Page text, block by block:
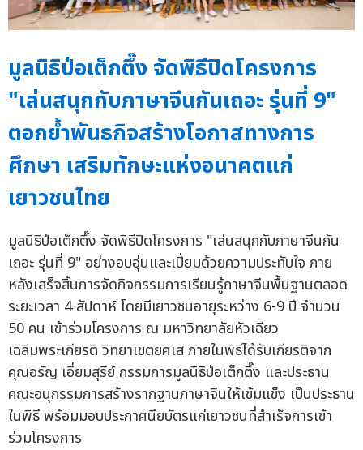
มูลนิธิป่อเต็กตึ๊ง จัดพิธีปิดโครงการ
"เล่นสนุกกับภาษาจีนกันเถอะ รุ่นที่ 9"
ตอกย้ำพันธกิจสร้างโอกาสทางการ
ศึกษา เสริมทักษะแห่งอนาคตแก่
เยาวชนไทย
มูลนิธิป่อเต็กตึ๊ง จัดพิธีปิดโครงการ "เล่นสนุกกับภาษาจีนกัน
เถอะ รุ่นที่ 9" อย่างอบอุ่นและเปี่ยมด้วยความประทับใจ ภาย
หลังเสร็จสิ้นการจัดกิจกรรมการเรียนรู้ภาษาจีนพื้นฐานตลอด
ระยะเวลา 4 สัปดาห์ โดยมีเยาวชนอายุระหว่าง 6-9 ปี จำนวน
50 คน เข้าร่วมโครงการ ณ มหาวิทยาลัยหัวเฉียว
เฉลิมพระเกียรติ วิทยาเขตยศเส ภายในพิธีได้รับเกียรติจาก
คุณอรัญ เอี่ยมสุรีย์ กรรมการมูลนิธิป่อเต็กตึ๊ง และประธาน
คณะอนุกรรมการสร้างรากฐานภาษาจีนให้เข้มแข็ง เป็นประธาน
ในพิธี พร้อมมอบประกาศนียบัตรแก่เยาวชนที่สำเร็จการเข้า
ร่วมโครงการ